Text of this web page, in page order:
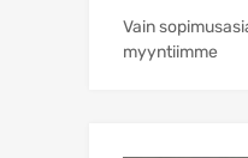
Vain
myyntiimme